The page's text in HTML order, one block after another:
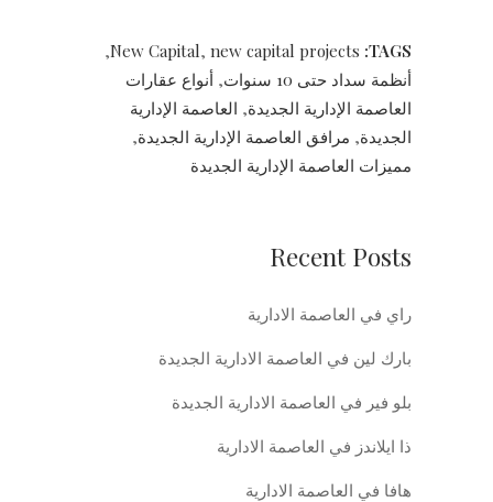
TAGS:
New Capital, new capital projects
,
أنظمة سداد حتى 10 سنوات
, أنواع عقارات
العاصمة الإدارية الجديدة, العاصمة الإدارية
الجديدة, مرافق العاصمة الإدارية الجديدة,
مميزات العاصمة الإدارية الجديدة
Recent Posts
راي في العاصمة الادارية
بارك لين في العاصمة الادارية الجديدة
بلو فير في العاصمة الادارية الجديدة
ذا ايلاندز في العاصمة الادارية
هافا في العاصمة الادارية